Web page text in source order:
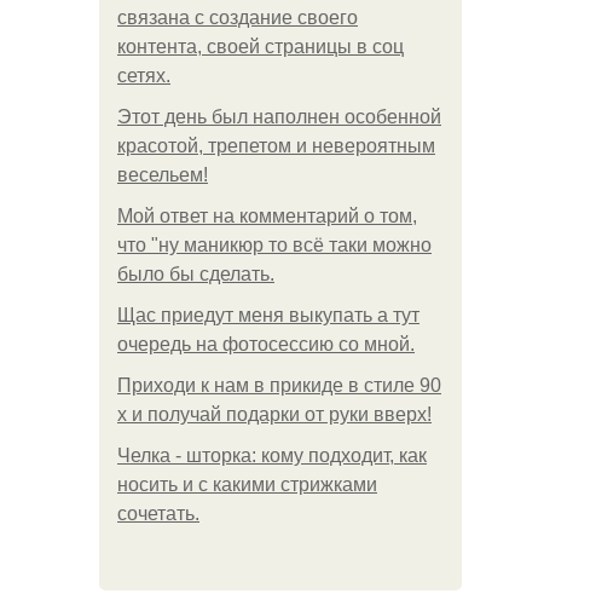
связана с создание своего
контента, своей страницы в соц
сетях.
Этот день был наполнен особенной
красотой, трепетом и невероятным
весельем!
Мой ответ на комментарий о том,
что "ну маникюр то всё таки можно
было бы сделать.
Щас приедут меня выкупать а тут
очередь на фотосессию со мной.
Приходи к нам в прикиде в стиле 90
х и получай подарки от руки вверх!
Челка - шторка: кому подходит, как
носить и с какими стрижками
сочетать.